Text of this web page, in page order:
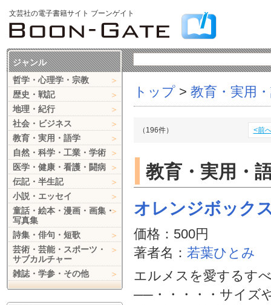
文芸社の電子書籍サイト ブーンゲイト
トップ > 教育・実用
（196件） <前
教育・実用・
オレンジボック
価格：500円
著者名： 若葉ひとみ
エルメスを愛するす
──・・・・・サイズ
ジャンル
哲学・心理学・宗教
歴史・戦記
地理・紀行
社会・ビジネス
教育・実用・語学
自然・科学・工業・学術
医学・健康・看護・闘病
伝記・半生記
小説・エッセイ
童話・絵本・漫画・画集・
写真集
詩集・俳句・短歌
芸術・芸能・スポーツ・
サブカルチャー
雑誌・学参・その他